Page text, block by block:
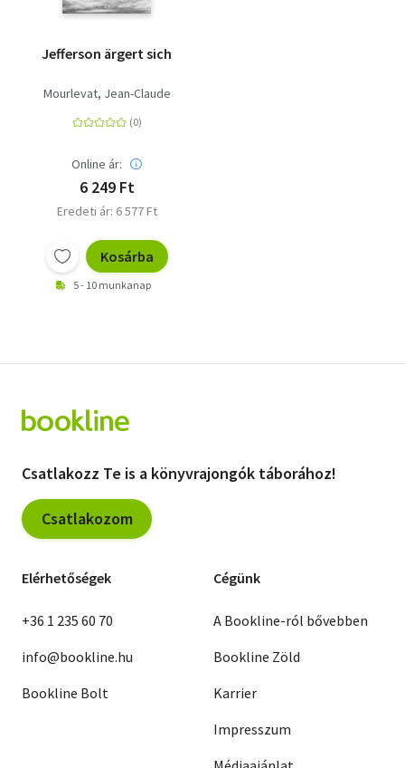
Jefferson ärgert sich
Mourlevat, Jean-Claude
Online ár:
6 249 Ft
Eredeti ár: 6 577 Ft
Kosárba
5 - 10 munkanap
Csatlakozz Te is a könyvrajongók táborához!
Csatlakozom
Elérhetőségek
+36 1 235 60 70
info@bookline.hu
Bookline Bolt
Cégünk
A Bookline-ról bővebben
Bookline Zöld
Karrier
Impresszum